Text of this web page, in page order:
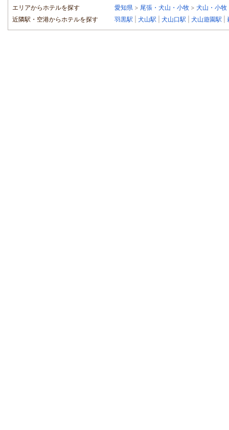
エリアからホテルを探す
愛知県 > 尾張・犬山・小牧 > 犬山・小牧
近隣駅・空港からホテルを探す
羽黒駅 犬山駅 犬山口駅 犬山遊園駅